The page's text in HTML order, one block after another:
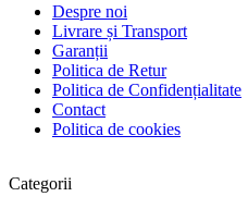
Despre noi
Livrare și Transport
Garanții
Politica de Retur
Politica de Confidențialitate
Contact
Politica de cookies
Categorii